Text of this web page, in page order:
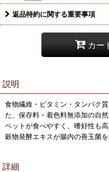
返品特約に関する重要事項
カー
説明
食物繊維・ビタミン・タンパク
た、保存料・着色料無添加の自然
ペットが食べやすく、嗜好性も
穀物発酵エキスが腸内の善玉菌
詳細